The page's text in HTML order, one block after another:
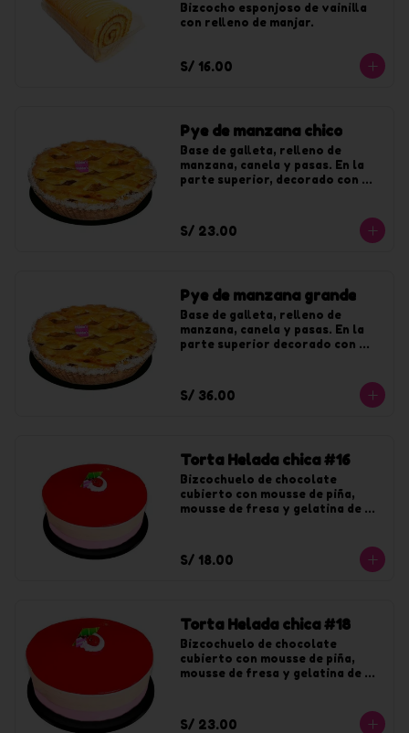
Bizcocho esponjoso de vainilla
con relleno de manjar.
S/ 16.00
Pye de manzana chico
Base de galleta, relleno de
manzana, canela y pasas. En la
parte superior, decorado con
S/ 23.00
Pye de manzana grande
Base de galleta, relleno de
manzana, canela y pasas. En la
parte superior decorado con
S/ 36.00
Torta Helada chica #16
Bizcochuelo de chocolate
cubierto con mousse de piña,
mousse de fresa y gelatina de
S/ 18.00
Torta Helada chica #18
Bizcochuelo de chocolate
cubierto con mousse de piña,
mousse de fresa y gelatina de
S/ 23.00